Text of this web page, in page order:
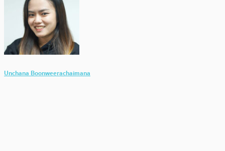
Unchana Boonweerachaimana